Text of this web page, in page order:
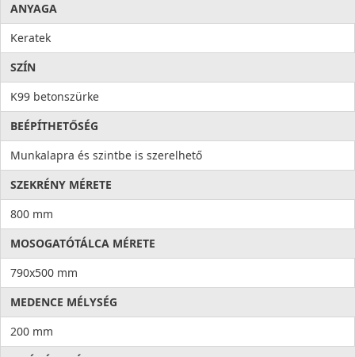
ANYAGA
Keratek
SZÍN
K99 betonszürke
BEÉPÍTHETŐSÉG
Munkalapra és szintbe is szerelhető
SZEKRÉNY MÉRETE
800 mm
MOSOGATÓTÁLCA MÉRETE
790x500 mm
MEDENCE MÉLYSÉG
200 mm